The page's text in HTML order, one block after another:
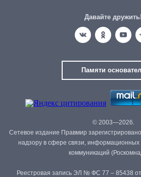
Давайте дружить!
Памяти
© 2003—2026.
Сетевое издание Правмир
надзору в сфере связи, информационных
коммуникаций
Реестровая запись ЭЛ № ФС 77 – 85438 от